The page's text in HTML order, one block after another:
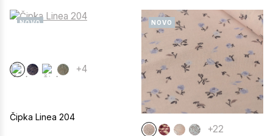
NOVO
+4
Čipka Linea 204
NOVO
+22